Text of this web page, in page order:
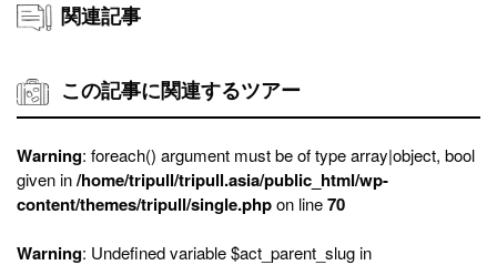
関連記事
この記事に関連するツアー
Warning: foreach() argument must be of type array|object, bool
given in/home/tripull/tripull.asia/public_html/wp-
content/themes/tripull/single.phpon line70
Warning: Undefined variable $act_parent_slug in